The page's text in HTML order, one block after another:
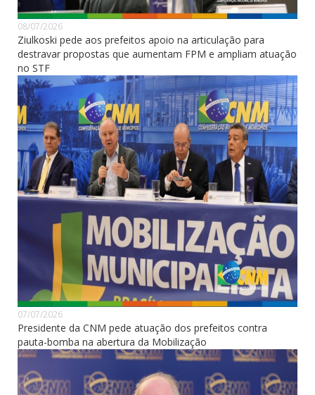
08/07/2026
Ziulkoski pede aos prefeitos apoio na articulação para
destravar propostas que aumentam FPM e ampliam atuação
no STF
07/07/2026
Presidente da CNM pede atuação dos prefeitos contra
pauta-bomba na abertura da Mobilização